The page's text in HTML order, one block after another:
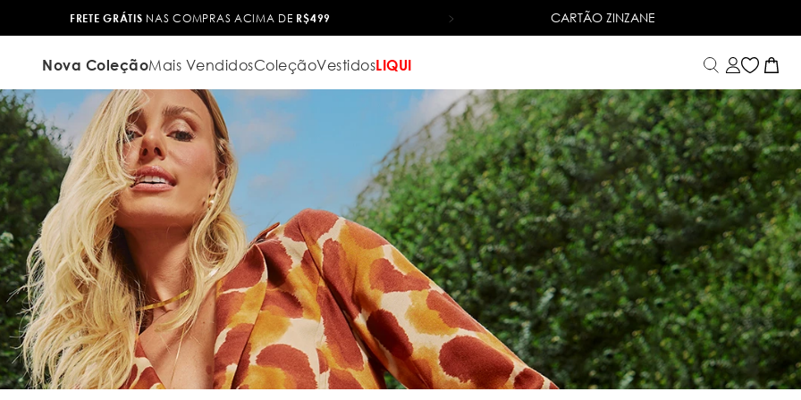
TROCA FÁCIL 6X SEM JUROSNO CARTÃO DE CRÉDITO
CARTÃO ZINZANE
Nova ColeçãoMais VendidosColeçãoVestidosLIQUI